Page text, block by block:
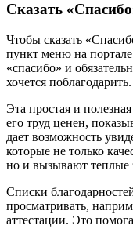
Сказать
Чтобы сказать
пункт меню на
«спасибо» и
хочется поблагодарить.
Эта простая и
его труд ценен,
дает возможность
которые не только
но и вызывают теплые
Списки
просматривать,
аттестации. Это